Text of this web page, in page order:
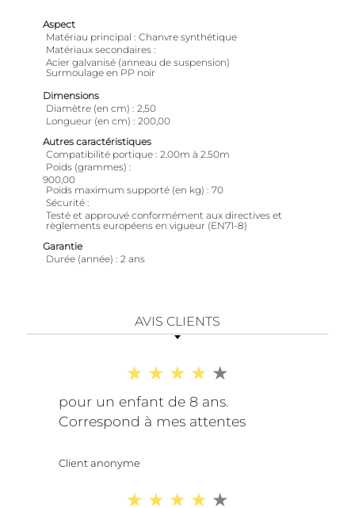
Aspect
Matériau principal
Chanvre synthétique
Matériaux secondaires
Acier galvanisé (anneau de suspension)
Surmoulage en PP noir
Dimensions
Diamètre (en cm)
2,50
Longueur (en cm)
200,00
Autres caractéristiques
Compatibilité portique 2.00m à 2.50m
Poids (grammes)
900,00
Poids maximum supporté (en kg)
70
Sécurité
Testé et approuvé conformément aux directives et
règlements européens en vigueur (EN71-8)
Garantie
Durée (année)
2 ans
AVIS CLIENTS
pour un enfant de 8 ans.
Correspond à mes attentes
Client anonyme